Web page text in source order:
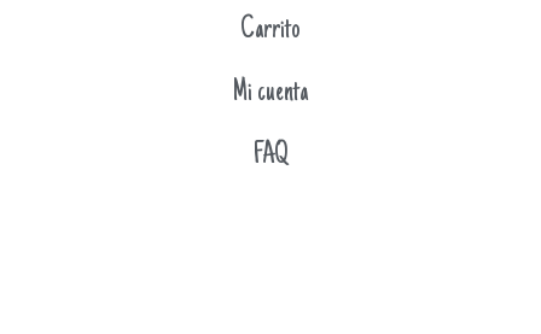
Carrito
Mi cuenta
FAQ